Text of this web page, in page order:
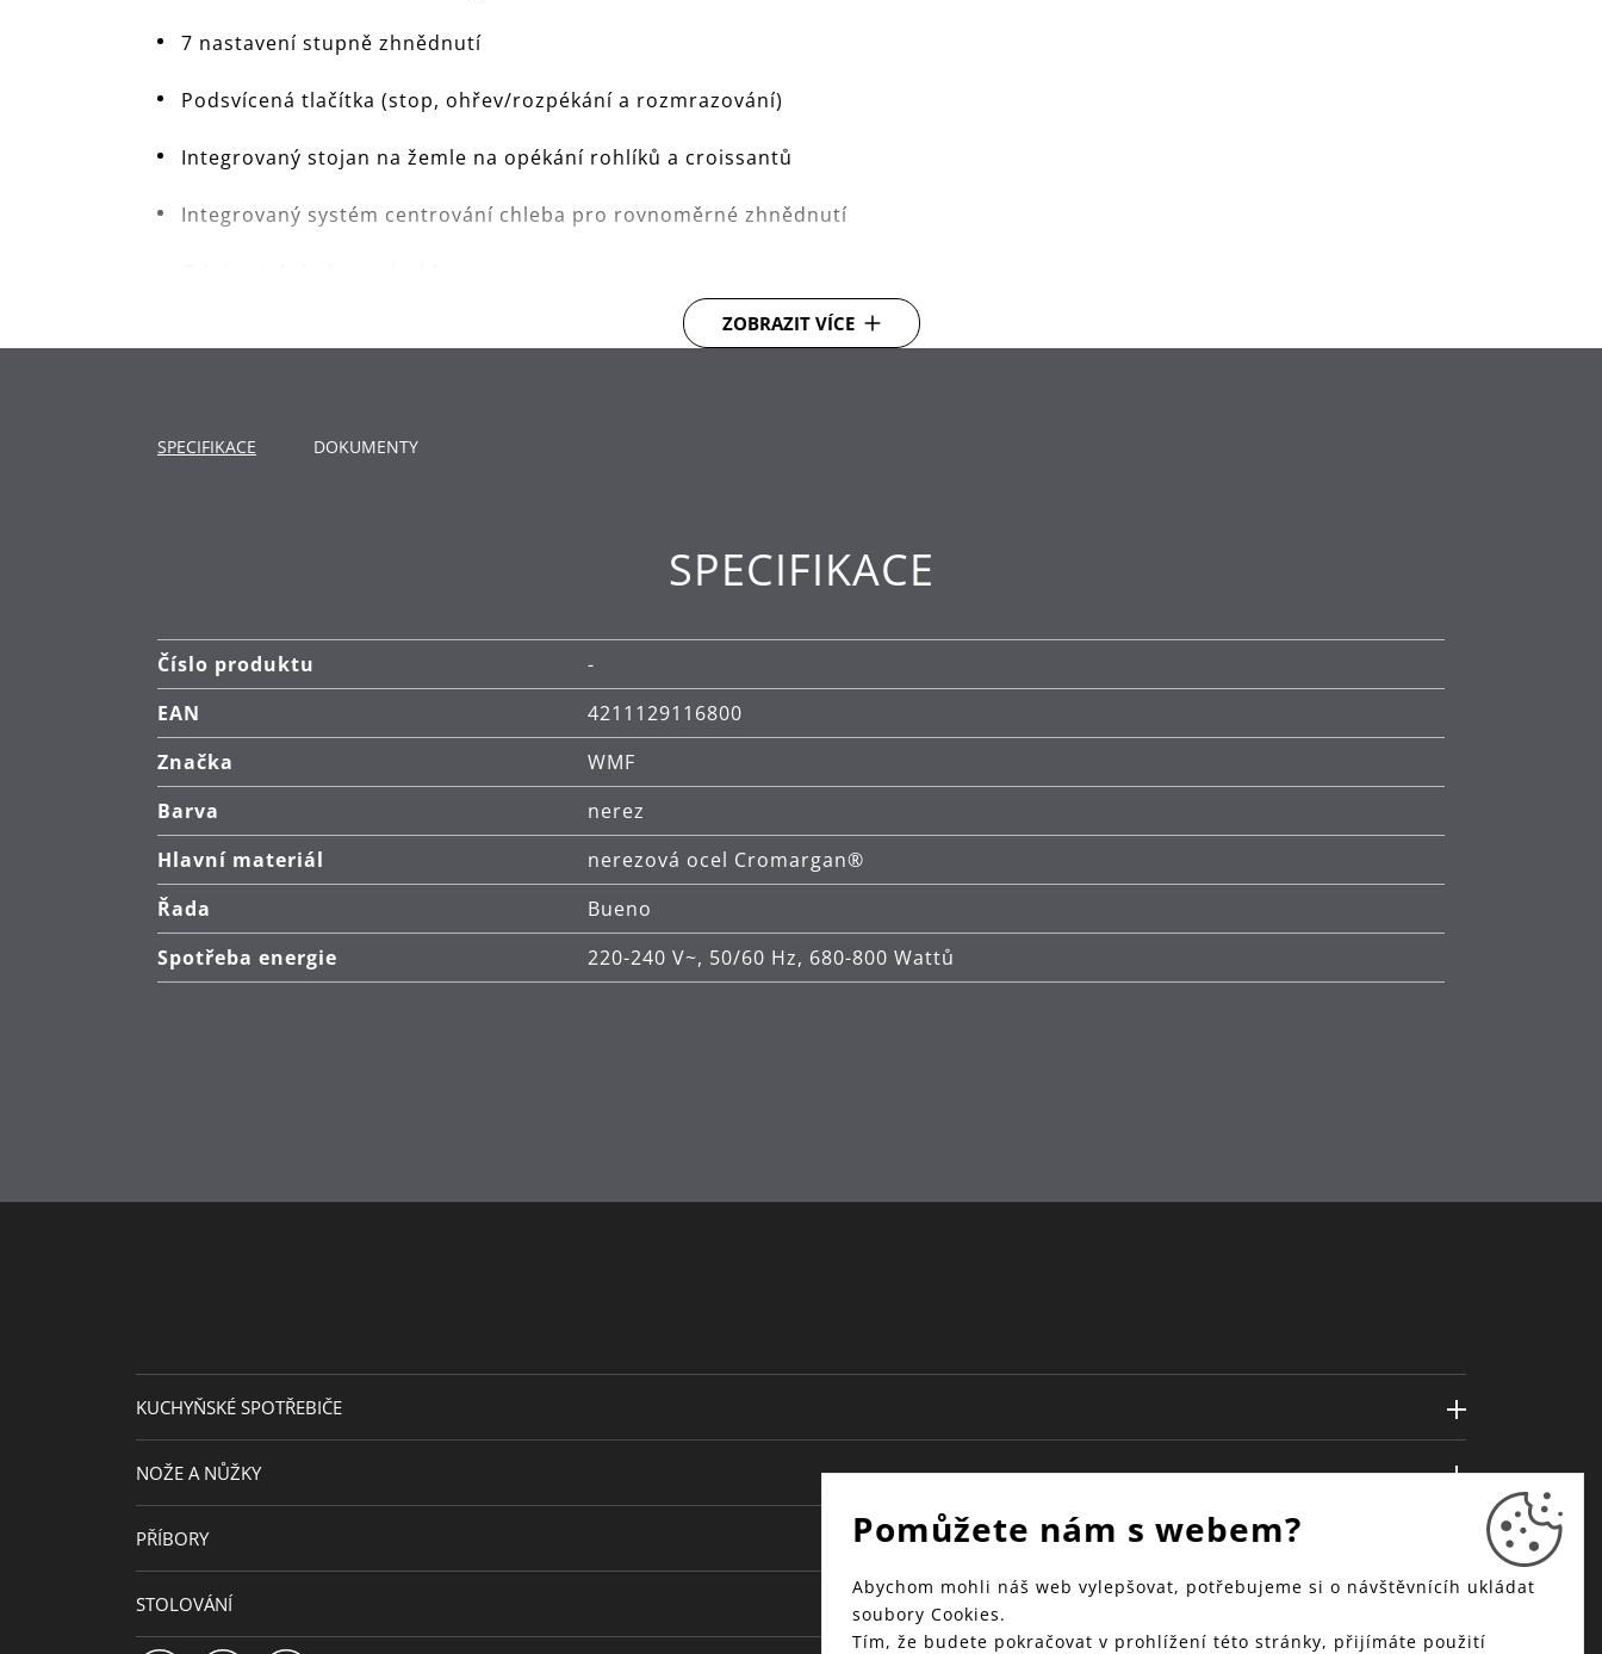
7 nastavení stupně zhnědnutí
Podsvícená tlačítka (stop, ohřev/rozpékání a rozmrazování)
Integrovaný stojan na žemle na opékání rohlíků a croissantů
Integrovaný systém centrování chleba pro rovnoměrné zhnědnutí
ZOBRAZIT VÍCE
SPECIFIKACE DOKUMENTY
SPECIFIKACE
Číslo produktu
-
EAN
4211129116800
Značka
WMF
Barva
nerez
Hlavní materiál
nerezová ocel Cromargan®
Řada
Bueno
Spotřeba energie
220-240 V~, 50/60 Hz, 680-800 Wattů
KUCHYŇSKÉ SPOTŘEBIČE
NOŽE A NŮŽKY
PŘÍBORY
STOLOVÁNÍ
Pomůžete nám s webem?
Abychom mohli náš web vylepšovat, potřebujeme si o návštěvnícíh ukládat
soubory Cookies.
Tím, že budete pokračovat v prohlížení této stránky, přijímáte použití